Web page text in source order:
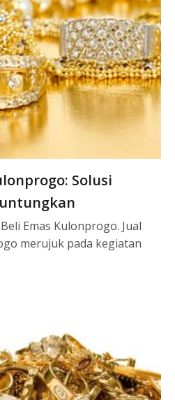
Solusi
Emas Kulonprogo. Jual
merujuk pada kegiatan